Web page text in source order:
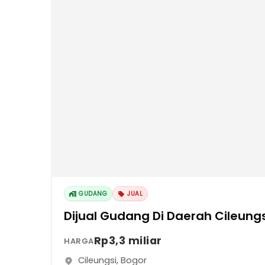
GUDANG JUAL
Dijual Gudang Di Daerah
HARGARp3,3 miliar
Cileungsi, Bogor